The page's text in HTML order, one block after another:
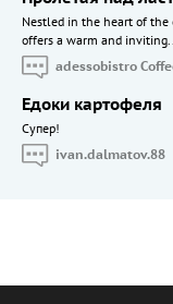
Nestled in the heart of the
offers a warm and
adessobistro
Едоки картофеля
Cупер!
ivan.dalmatov.88